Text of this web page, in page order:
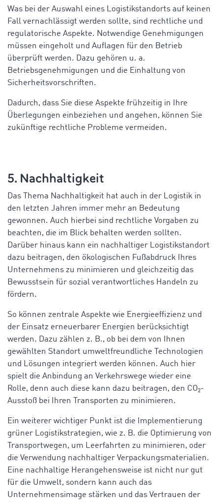
Was bei der Auswahl eines Logistikstandorts auf keinen
Fall vernachlässigt werden sollte, sind rechtliche und
regulatorische Aspekte. Notwendige Genehmigungen
müssen eingeholt und Auflagen für den Betrieb
überprüft werden. Dazu gehören u. a.
Betriebsgenehmigungen und die Einhaltung von
Sicherheitsvorschriften.
Dadurch, dass Sie diese Aspekte frühzeitig in Ihre
Überlegungen einbeziehen und angehen, können Sie
zukünftige rechtliche Probleme vermeiden.
5. Nachhaltigkeit
Das Thema Nachhaltigkeit hat auch in der Logistik in
den letzten Jahren immer mehr an Bedeutung
gewonnen. Auch hierbei sind rechtliche Vorgaben zu
beachten, die im Blick behalten werden sollten.
Darüber hinaus kann ein nachhaltiger Logistikstandort
dazu beitragen, den ökologischen Fußabdruck Ihres
Unternehmens zu minimieren und gleichzeitig das
Bewusstsein für sozial verantwortliches Handeln zu
fördern.
So können zentrale Aspekte wie Energieeffizienz und
der Einsatz erneuerbarer Energien berücksichtigt
werden. Dazu zählen z. B., ob bei dem von Ihnen
gewählten Standort umweltfreundliche Technologien
und Lösungen integriert werden können. Auch hier
spielt die Anbindung an Verkehrswege wieder eine
Rolle, denn auch diese kann dazu beitragen, den CO₂-
Ausstoß bei Ihren Transporten zu minimieren.
Ein weiterer wichtiger Punkt ist die Implementierung
grüner Logistikstrategien, wie z. B. die Optimierung von
Transportwegen, um Leerfahrten zu minimieren, oder
die Verwendung nachhaltiger Verpackungsmaterialien.
Eine nachhaltige Herangehensweise ist nicht nur gut
für die Umwelt, sondern kann auch das
Unternehmensimage stärken und das Vertrauen der